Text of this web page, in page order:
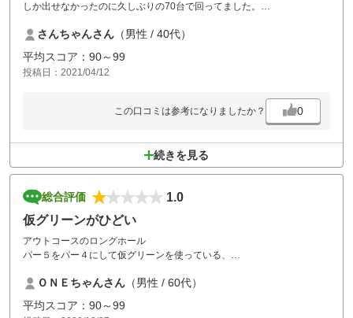
しか出せなかったのに久しぶりの70台で回ってました。
さんちゃんさん （男性 / 40代）
平均スコア：90～99
投稿日：2021/04/12
この口コミは参考になりましたか？ 0
続きを見る
総合評価
1.0
仮グリーンがひどい
アウトコースのロングホール
パー５をパー４にして仮グリーンを使っている、
・・・・
ＯＮＥちゃんさん （男性 / 60代）
平均スコア：90～99